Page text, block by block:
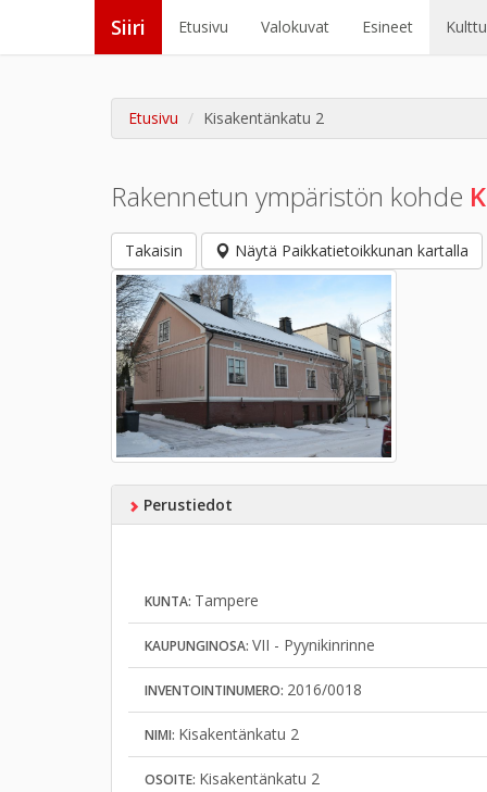
Siiri Etusivu Valokuvat Esineet
Etusivu Kisakentänkatu 2
Rakennetun ympäristön kohde
Takaisin Näytä Paikkatietoikkunan kartalla
Perustiedot
KUNTA: Tampere
KAUPUNGINOSA: VII - Pyynikinrinne
INVENTOINTINUMERO: 2016/0018
NIMI: Kisakentänkatu 2
OSOITE: Kisakentänkatu 2